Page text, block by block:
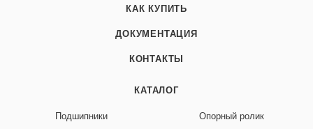
КАК КУПИТЬ
ДОКУМЕНТАЦИЯ
КОНТАКТЫ
КАТАЛОГ
Подшипники
Опорный ролик